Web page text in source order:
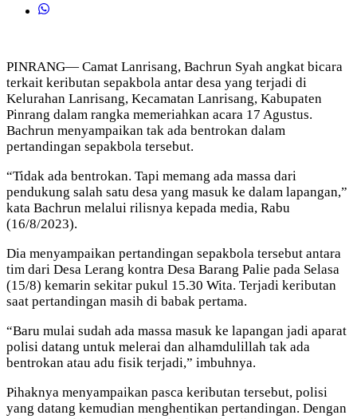
PINRANG— Camat Lanrisang, Bachrun Syah angkat bicara
terkait keributan sepakbola antar desa yang terjadi di
Kelurahan Lanrisang, Kecamatan Lanrisang, Kabupaten
Pinrang dalam rangka memeriahkan acara 17 Agustus.
Bachrun menyampaikan tak ada bentrokan dalam
pertandingan sepakbola tersebut.
“Tidak ada bentrokan. Tapi memang ada massa dari
pendukung salah satu desa yang masuk ke dalam lapangan,”
kata Bachrun melalui rilisnya kepada media, Rabu
(16/8/2023).
Dia menyampaikan pertandingan sepakbola tersebut antara
tim dari Desa Lerang kontra Desa Barang Palie pada Selasa
(15/8) kemarin sekitar pukul 15.30 Wita. Terjadi keributan
saat pertandingan masih di babak pertama.
“Baru mulai sudah ada massa masuk ke lapangan jadi aparat
polisi datang untuk melerai dan alhamdulillah tak ada
bentrokan atau adu fisik terjadi,” imbuhnya.
Pihaknya menyampaikan pasca keributan tersebut, polisi
yang datang kemudian menghentikan pertandingan. Dengan